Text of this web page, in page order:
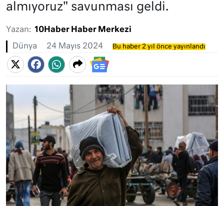
almıyoruz" savunması geldi.
Yazan: 10Haber Haber Merkezi
Dünya 24 Mayıs 2024 Bu haber 2 yıl önce yayınlandı